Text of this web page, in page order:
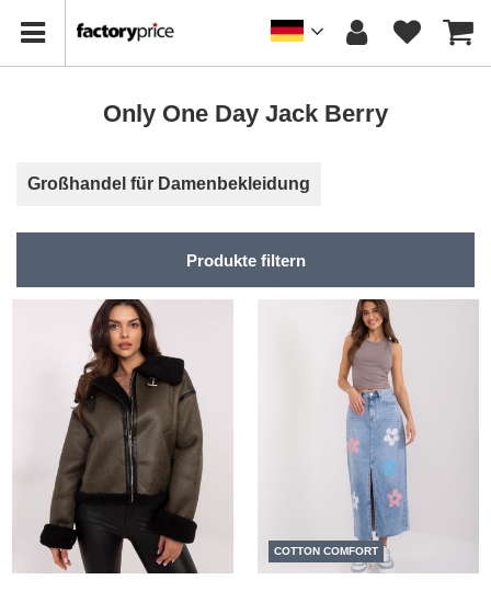
Only One Day Jack Berry
Großhandel für Damenbekleidung
Produkte filtern
COTTON COMFORT